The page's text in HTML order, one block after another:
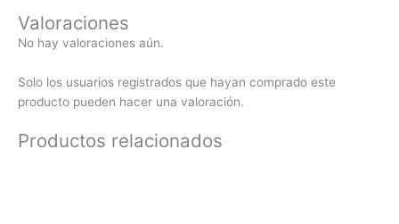
Valoraciones
No hay valoraciones aún.
Solo los usuarios registrados que hayan comprado este
producto pueden hacer una valoración.
Productos relacionados